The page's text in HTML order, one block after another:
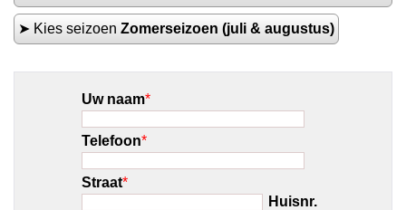
➤ Kies seizoen Zomerseizoen (juli & augustus)
Uw naam*
Telefoon*
Straat*
Huisnr.